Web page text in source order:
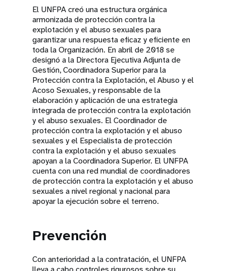
El UNFPA creó una estructura orgánica
armonizada de protección contra la
explotación y el abuso sexuales para
garantizar una respuesta eficaz y eficiente en
toda la Organización. En abril de 2018 se
designó a la Directora Ejecutiva Adjunta de
Gestión, Coordinadora Superior para la
Protección contra la Explotación, el Abuso y el
Acoso Sexuales, y responsable de la
elaboración y aplicación de una estrategia
integrada de protección contra la explotación
y el abuso sexuales. El Coordinador de
protección contra la explotación y el abuso
sexuales y el Especialista de protección
contra la explotación y el abuso sexuales
apoyan a la Coordinadora Superior. El UNFPA
cuenta con una red mundial de coordinadores
de protección contra la explotación y el abuso
sexuales a nivel regional y nacional para
apoyar la ejecución sobre el terreno.
Prevención
Con anterioridad a la contratación, el UNFPA